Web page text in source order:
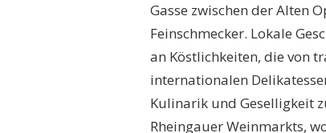
Gasse zwischen der Alten
Feinschmecker. Lokale
an Köstlichkeiten, die von
internationalen
Kulinarik und Geselligkeit
Rheingauer Weinmarkts,